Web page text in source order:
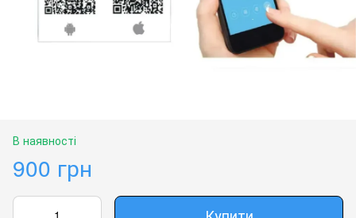
В наявності
900 грн